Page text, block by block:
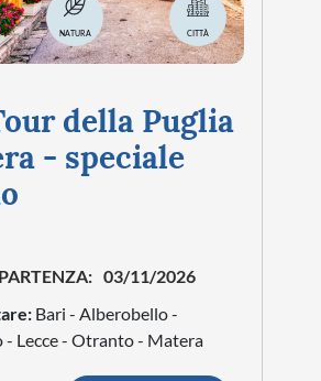
date SCOPRI DI PIÙ
Tuscania: tour
e visite
di Viterbo, nel cuore
Tuscania è una città dalle
un lungo periodo di
romana e medievale,
storico e artistico di